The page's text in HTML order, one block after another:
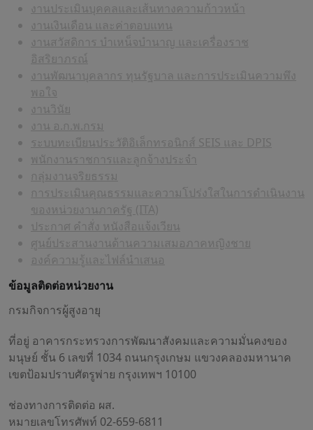
งานประเมินบุคคลและเส้นทางความก้าวหน้า
งานเงินเดือน และค่าตอบแทน
งานสวัสดิการ บำเหน็จบำนาญ และเครื่องราช
อิสริยาภรณ์
งานพัฒนาบุคลากร ทุนรัฐบาล และการประเมินความพึง
พอใจ
งานวินัย
งาน อ.ก.พ.กรม
ระบบทะเบียนประวัติอิเล็กทรอนิกส์ SEIS และ DPIS
พนักงานราชการและลูกจ้างประจำ
กลุ่มงานจริยธรรม
การประเมินคุณธรรมและความโปร่งใสในการดำเนินงาน
ของหน่วยงานภาครัฐ (ITA)
ประกาศ คำสั่ง หนังสือแจ้งเวียน
ศูนย์ประสานงานด้านความเสมอภาคหญิงชาย
องค์ความรู้และไฟล์นำเสนอ
ข้อมูลติดต่อหน่วยงาน
กรมกิจการผู้สูงอายุ
ที่อยู่ อาคารกระทรวงการพัฒนาสังคมและความมั่นคงของ
มนุษย์ ชั้น 6 เลขที่ 1034 ถนนกรุงเกษม แขวงคลองมหานาค
เขตป้อมปราบศัตรูพ่าย กรุงเทพฯ 10100
ช่องทางการติดต่อ ผส.
หมายเลขโทรศัพท์ 02-659-6811